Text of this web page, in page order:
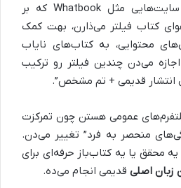
همونطور که اشاره شد، سایت‌هایی مثل Whatbook که بر
کتاب فیلتر می‌ذارن، بهت کمک
محتوایی، به کتاب‌های نایاب
می‌دن چندین فیلتر رو ترکیب
انتشار قدیمی + تم مشخص”.
پلتفرم‌های عمومی هستن چون تمرکزت
منحصر به فرد” تغییر می‌دن.
محقق یا یه کتاب‌باز حرفه‌ای برای
زبان اصلی قدیمی انجام می‌ده.